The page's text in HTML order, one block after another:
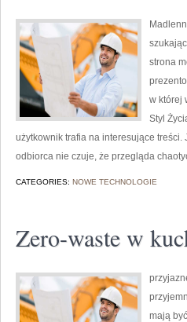
strona
w której
Styl
użytkownik trafia na interesujące
odbiorca nie czuje, że przegląda
CATEGORIES: NOWE TECHNOLOGIE
Zero-waste w
mają